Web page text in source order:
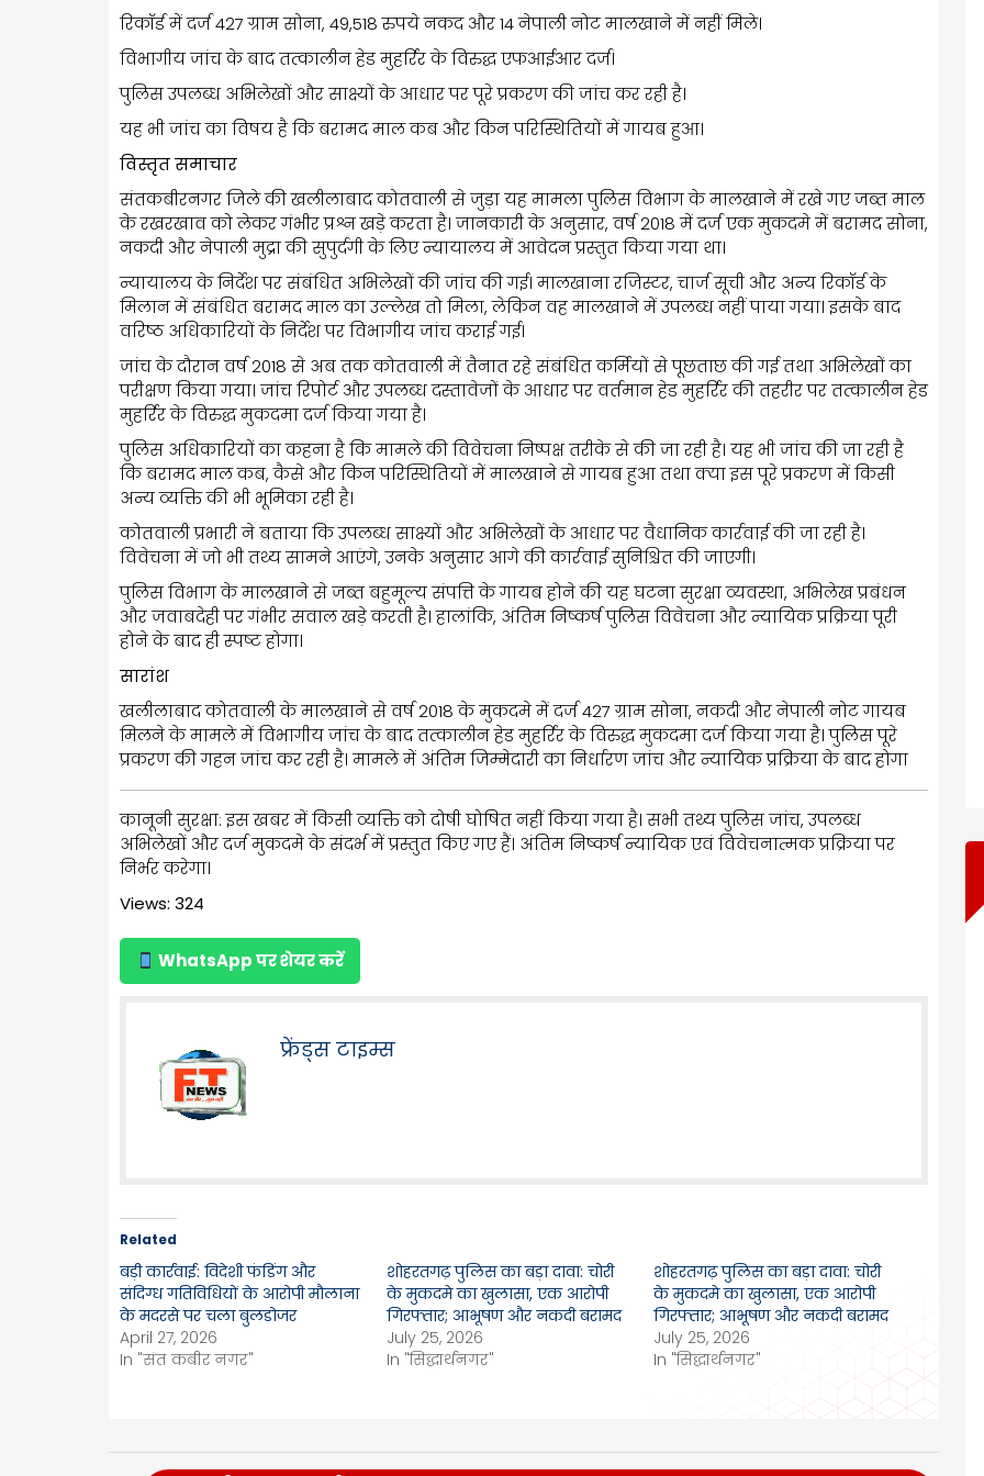
रिकॉर्ड में दर्ज 427 ग्राम सोना, 49,518 रुपये नकद और 14 नेपाली नोट मालखाने में नहीं मिले।
विभागीय जांच के बाद तत्कालीन हेड मुहर्रिर के विरुद्ध एफआईआर दर्ज।
पुलिस उपलब्ध अभिलेखों और साक्ष्यों के आधार पर पूरे प्रकरण की जांच कर रही है।
यह भी जांच का विषय है कि बरामद माल कब और किन परिस्थितियों में गायब हुआ।
विस्तृत समाचार
संतकबीरनगर जिले की खलीलाबाद कोतवाली से जुड़ा यह मामला पुलिस विभाग के मालखाने में रखे गए जब्त माल
के रखरखाव को लेकर गंभीर प्रश्न खड़े करता है। जानकारी के अनुसार, वर्ष 2018 में दर्ज एक मुकदमे में बरामद सोना,
नकदी और नेपाली मुद्रा की सुपुर्दगी के लिए न्यायालय में आवेदन प्रस्तुत किया गया था।
न्यायालय के निर्देश पर संबंधित अभिलेखों की जांच की गई। मालखाना रजिस्टर, चार्ज सूची और अन्य रिकॉर्ड के
मिलान में संबंधित बरामद माल का उल्लेख तो मिला, लेकिन वह मालखाने में उपलब्ध नहीं पाया गया। इसके बाद
वरिष्ठ अधिकारियों के निर्देश पर विभागीय जांच कराई गई।
जांच के दौरान वर्ष 2018 से अब तक कोतवाली में तैनात रहे संबंधित कर्मियों से पूछताछ की गई तथा अभिलेखों का
परीक्षण किया गया। जांच रिपोर्ट और उपलब्ध दस्तावेजों के आधार पर वर्तमान हेड मुहर्रिर की तहरीर पर तत्कालीन हेड
मुहर्रिर के विरुद्ध मुकदमा दर्ज किया गया है।
पुलिस अधिकारियों का कहना है कि मामले की विवेचना निष्पक्ष तरीके से की जा रही है। यह भी जांच की जा रही है
कि बरामद माल कब, कैसे और किन परिस्थितियों में मालखाने से गायब हुआ तथा क्या इस पूरे प्रकरण में किसी
अन्य व्यक्ति की भी भूमिका रही है।
कोतवाली प्रभारी ने बताया कि उपलब्ध साक्ष्यों और अभिलेखों के आधार पर वैधानिक कार्रवाई की जा रही है।
विवेचना में जो भी तथ्य सामने आएंगे, उनके अनुसार आगे की कार्रवाई सुनिश्चित की जाएगी।
पुलिस विभाग के मालखाने से जब्त बहुमूल्य संपत्ति के गायब होने की यह घटना सुरक्षा व्यवस्था, अभिलेख प्रबंधन
और जवाबदेही पर गंभीर सवाल खड़े करती है। हालांकि, अंतिम निष्कर्ष पुलिस विवेचना और न्यायिक प्रक्रिया पूरी
होने के बाद ही स्पष्ट होगा।
सारांश
खलीलाबाद कोतवाली के मालखाने से वर्ष 2018 के मुकदमे में दर्ज 427 ग्राम सोना, नकदी और नेपाली नोट गायब
मिलने के मामले में विभागीय जांच के बाद तत्कालीन हेड मुहर्रिर के विरुद्ध मुकदमा दर्ज किया गया है। पुलिस पूरे
प्रकरण की गहन जांच कर रही है। मामले में अंतिम जिम्मेदारी का निर्धारण जांच और न्यायिक प्रक्रिया के बाद होगा
कानूनी सुरक्षा: इस खबर में किसी व्यक्ति को दोषी घोषित नहीं किया गया है। सभी तथ्य पुलिस जांच, उपलब्ध
अभिलेखों और दर्ज मुकदमे के संदर्भ में प्रस्तुत किए गए हैं। अंतिम निष्कर्ष न्यायिक एवं विवेचनात्मक प्रक्रिया पर
निर्भर करेगा।
Views: 324
WhatsApp पर शेयर करें
फ्रेंड्स टाइम्स
Related
बड़ी कार्रवाई: विदेशी फंडिंग और
संदिग्ध गतिविधियों के आरोपी मौलाना
के मदरसे पर चला बुलडोजर
April 27, 2026
In "संत कबीर नगर"
शोहरतगढ़ पुलिस का बड़ा दावा: चोरी
के मुकदमे का खुलासा, एक आरोपी
गिरफ्तार; आभूषण और नकदी बरामद
July 25, 2026
In "सिद्धार्थनगर"
शोहरतगढ़ पुलिस का बड़ा दावा: चोरी
के मुकदमे का खुलासा, एक आरोपी
गिरफ्तार; आभूषण और नकदी बरामद
July 25, 2026
In "सिद्धार्थनगर"